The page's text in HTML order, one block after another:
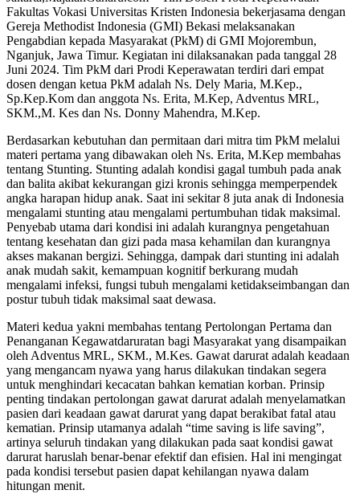
Fakultas Vokasi Universitas Kristen Indonesia bekerjasama dengan
Gereja Methodist Indonesia (GMI) Bekasi melaksanakan
Pengabdian kepada Masyarakat (PkM) di GMI Mojorembun,
Nganjuk, Jawa Timur. Kegiatan ini dilaksanakan pada tanggal 28
Juni 2024. Tim PkM dari Prodi Keperawatan terdiri dari empat
dosen dengan ketua PkM adalah Ns. Dely Maria, M.Kep.,
Sp.Kep.Kom dan anggota Ns. Erita, M.Kep, Adventus MRL,
SKM.,M. Kes dan Ns. Donny Mahendra, M.Kep.
Berdasarkan kebutuhan dan permitaan dari mitra tim PkM melalui
materi pertama yang dibawakan oleh Ns. Erita, M.Kep membahas
tentang Stunting. Stunting adalah kondisi gagal tumbuh pada anak
dan balita akibat kekurangan gizi kronis sehingga memperpendek
angka harapan hidup anak. Saat ini sekitar 8 juta anak di Indonesia
mengalami stunting atau mengalami pertumbuhan tidak maksimal.
Penyebab utama dari kondisi ini adalah kurangnya pengetahuan
tentang kesehatan dan gizi pada masa kehamilan dan kurangnya
akses makanan bergizi. Sehingga, dampak dari stunting ini adalah
anak mudah sakit, kemampuan kognitif berkurang mudah
mengalami infeksi, fungsi tubuh mengalami ketidakseimbangan dan
postur tubuh tidak maksimal saat dewasa.
Materi kedua yakni membahas tentang Pertolongan Pertama dan
Penanganan Kegawatdaruratan bagi Masyarakat yang disampaikan
oleh Adventus MRL, SKM., M.Kes. Gawat darurat adalah keadaan
yang mengancam nyawa yang harus dilakukan tindakan segera
untuk menghindari kecacatan bahkan kematian korban. Prinsip
penting tindakan pertolongan gawat darurat adalah menyelamatkan
pasien dari keadaan gawat darurat yang dapat berakibat fatal atau
kematian. Prinsip utamanya adalah “time saving is life saving”,
artinya seluruh tindakan yang dilakukan pada saat kondisi gawat
darurat haruslah benar-benar efektif dan efisien. Hal ini mengingat
pada kondisi tersebut pasien dapat kehilangan nyawa dalam
hitungan menit.